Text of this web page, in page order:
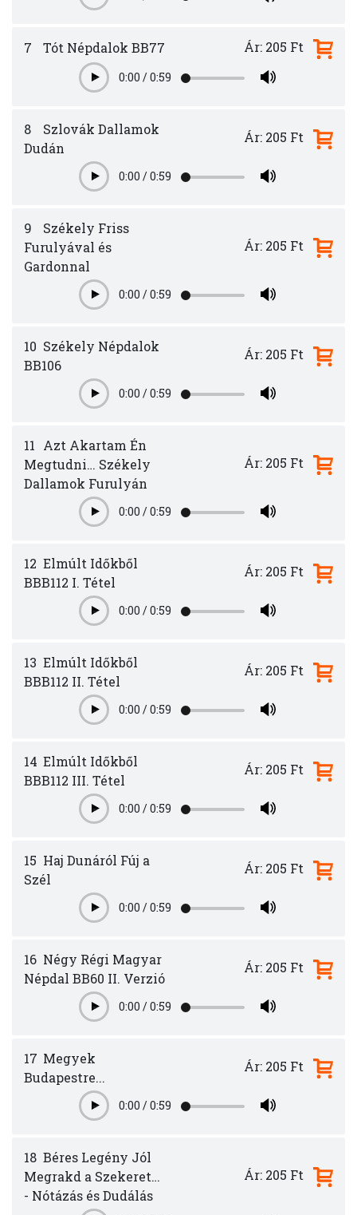
7 Tót Népdalok BB77
Play0:00 /0:59
Ár: 205 Ft
8
Szlovák Dallamok
Dudán
Play0:00 /0:59
Ár: 205 Ft
9
Székely Friss
Furulyával és
Gardonnal
Play0:00 /0:59
Ár: 205 Ft
10 Székely Népdalok
BB106
Play0:00 /0:59
Ár: 205 Ft
11
Azt Akartam Én
Megtudni… Székely
Dallamok Furulyán
Play0:00 /0:59
Ár: 205 Ft
12 Elmúlt Időkből
BBB112 I. Tétel
Play0:00 /0:59
Ár: 205 Ft
13 Elmúlt Időkből
BBB112 II. Tétel
Play0:00 /0:59
Ár: 205 Ft
14 Elmúlt Időkből
BBB112 III. Tétel
Play0:00 /0:59
Ár: 205 Ft
15 Haj Dunáról Fúj a
Szél
Play0:00 /0:59
Ár: 205 Ft
16 Négy Régi Magyar
Népdal BB60 II. Verzió
Play0:00 /0:59
Ár: 205 Ft
17 Megyek
Budapestre...
Play0:00 /0:59
Ár: 205 Ft
18 Béres Legény Jól
Megrakd a Szekeret…
- Nótázás és Dudálás
Ár: 205 Ft